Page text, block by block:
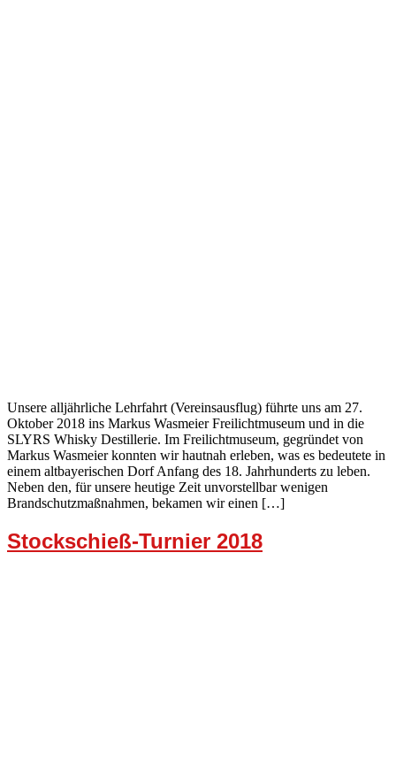
Unsere alljährliche Lehrfahrt (Vereinsausflug) führte uns am 27.
Oktober 2018 ins Markus Wasmeier Freilichtmuseum und in die
SLYRS Whisky Destillerie. Im Freilichtmuseum, gegründet von
Markus Wasmeier konnten wir hautnah erleben, was es bedeutete in
einem altbayerischen Dorf Anfang des 18. Jahrhunderts zu leben.
Neben den, für unsere heutige Zeit unvorstellbar wenigen
Brandschutzmaßnahmen, bekamen wir einen […]
Stockschieß-Turnier 2018